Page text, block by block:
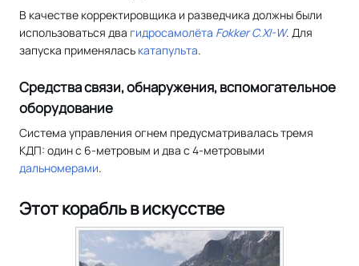
В качестве корректировщика и разведчика должны были
использоваться два гидросамолёта Fokker C.XI-W. Для
запуска применялась катапульта.
Средства связи, обнаружения, вспомогательное
оборудование
Система управления огнем предусматривалась тремя
КДП: один с 6-метровым и два с 4-метровыми
дальномерами.
Этот корабль в искусстве